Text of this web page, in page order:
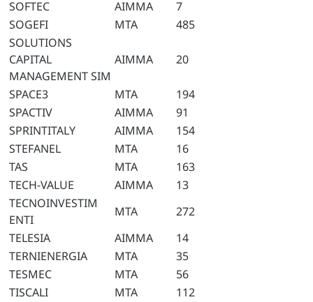
SOFTEC
AIMMA
7
SOGEFI
MTA
485
SOLUTIONS
CAPITAL
MANAGEMENT SIM
AIMMA 20
SPACE3 MTA
194
SPACTIV
AIMMA
91
SPRINTITALY
AIMMA
154
STEFANEL
MTA
16
TAS
MTA
163
TECH-VALUE
AIMMA
13
TECNOINVESTIM
ENTI
MTA
272
TELESIA
AIMMA
14
TERNIENERGIA
MTA
35
TESMEC
MTA
56
TISCALI
MTA
112